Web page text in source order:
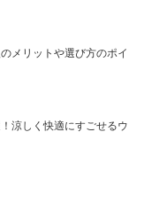
メリットや選び方のポイ
涼しく快適にすごせるウ